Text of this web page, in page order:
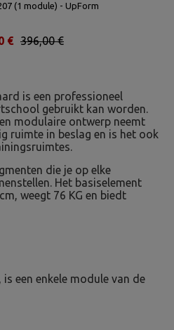
(1 module) - UpForm
396,00 €
€
is een professioneel
gebruikt kan worden.
modulaire ontwerp neemt
ruimte in beslag en is het ook
die je op elke
Het basiselement
weegt 76 KG en biedt
een enkele module van de